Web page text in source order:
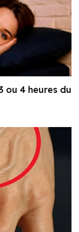
ou 4 heures du